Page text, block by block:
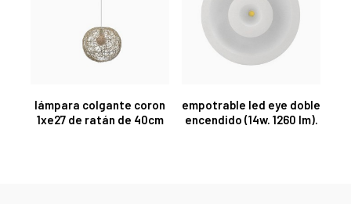
lámpara colgante coron
1xe27 de ratán de 40cm
empotrable led eye doble
encendido (14w. 1260 lm).